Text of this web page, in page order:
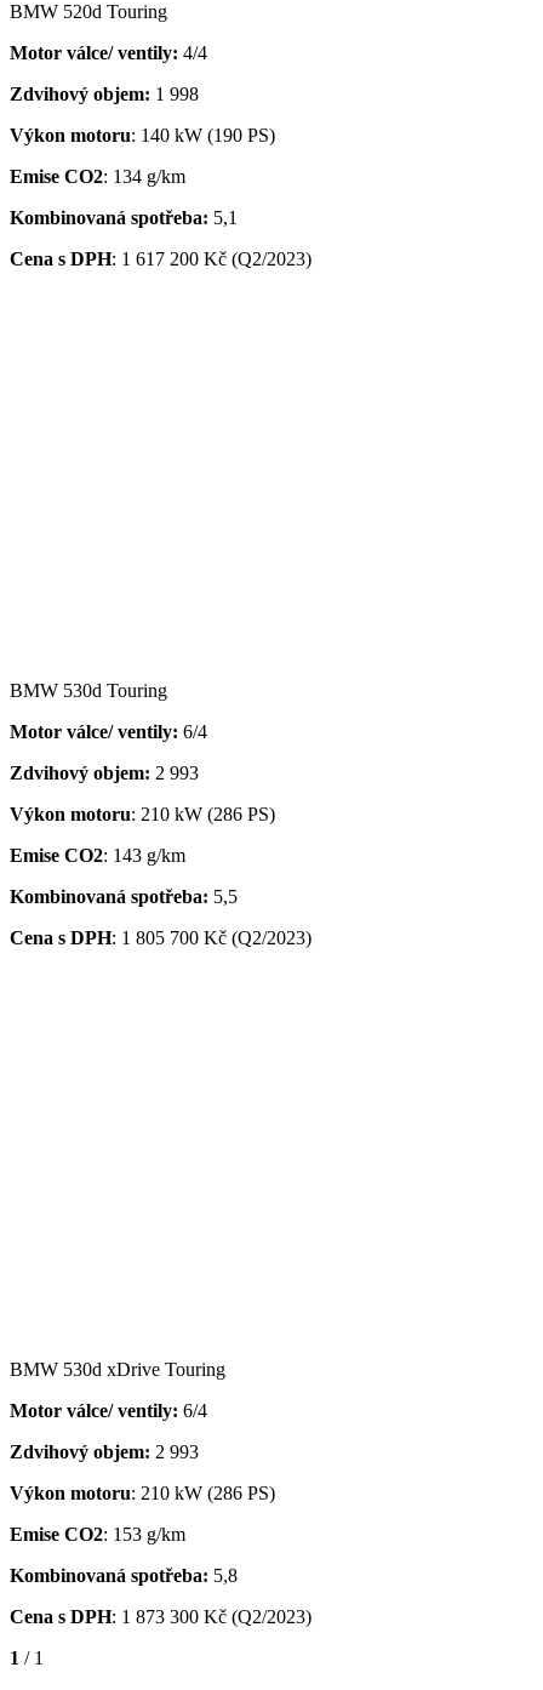
BMW 520d Touring
Motor válce/ ventily: 4/4
Zdvihový objem: 1 998
Výkon motoru: 140 kW (190 PS)
Emise CO2: 134 g/km
Kombinovaná spotřeba: 5,1
Cena s DPH: 1 617 200 Kč (Q2/2023)
BMW 530d Touring
Motor válce/ ventily: 6/4
Zdvihový objem: 2 993
Výkon motoru: 210 kW (286 PS)
Emise CO2: 143 g/km
Kombinovaná spotřeba: 5,5
Cena s DPH: 1 805 700 Kč (Q2/2023)
BMW 530d xDrive Touring
Motor válce/ ventily: 6/4
Zdvihový objem: 2 993
Výkon motoru: 210 kW (286 PS)
Emise CO2: 153 g/km
Kombinovaná spotřeba: 5,8
Cena s DPH: 1 873 300 Kč (Q2/2023)
1 / 1